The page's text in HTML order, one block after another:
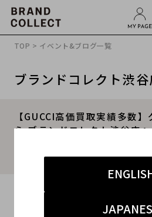
TOP > イベント&ブログ一覧
ブランドコレクト渋
【GUCCI高価買取実績多数
ら ブランドコレクト渋谷
です！
2026.05.18